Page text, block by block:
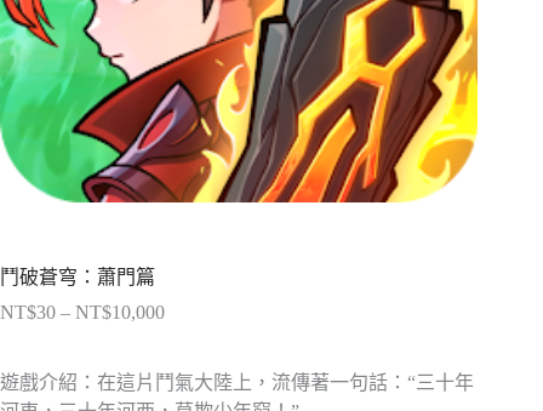
鬥破蒼穹：蕭門篇
NT$30 – NT$10,000價
範
圍：
遊戲介紹：在這片鬥氣大陸上，流傳著一句話：“三十年